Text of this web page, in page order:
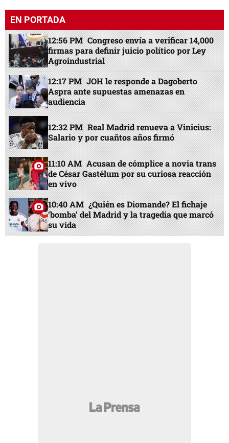
EN PORTADA
12:56 PM Congreso envía a verificar 14,000
firmas para definir juicio político por Ley
Agroindustrial
12:17 PM JOH le responde a Dagoberto
Aspra ante supuestas amenazas en
audiencia
12:32 PM Real Madrid renueva a Vinicius:
Salario y por cuañtos años firmó
11:10 AM Acusan de cómplice a novia trans
de César Gastélum por su curiosa reacción
en vivo
10:40 AM ¿Quién es Diomande? El fichaje
‘bomba’ del Madrid y la tragedia que marcó
su vida